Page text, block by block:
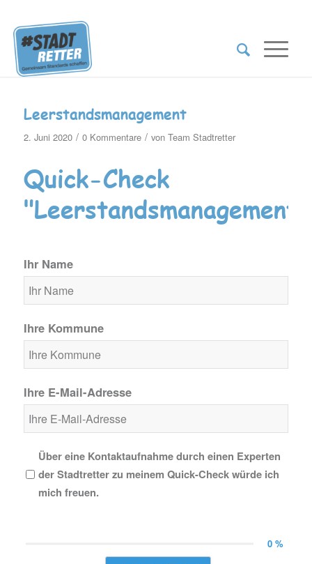
Leerstandsmanagement
2. Juni 2020 / 0 Kommentare / von Team Stadtretter
Quick-Check
"Leerstandsmanagement"
Ihr Name
Ihre Kommune
Ihre E-Mail-Adresse
Über eine Kontaktaufnahme durch einen Experten
der Stadtretter zu meinem Quick-Check würde ich
mich freuen.
0 %